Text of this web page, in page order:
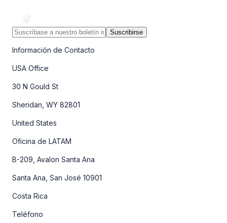
Suscribirse
Información de Contacto
USA Office
30 N Gould St
Sheridan, WY 82801
United States
Oficina de LATAM
B-209, Avalon Santa Ana
Santa Ana, San José 10901
Costa Rica
Teléfono